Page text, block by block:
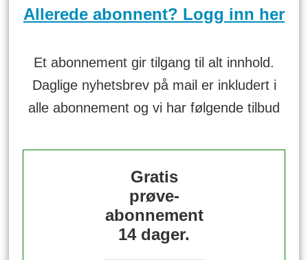
Allerede abonnent? Logg inn her
Et abonnement gir tilgang til alt innhold.
Daglige nyhetsbrev på mail er inkludert i
alle abonnement og vi har følgende tilbud
Gratis
prøve-
abonnement
14 dager.